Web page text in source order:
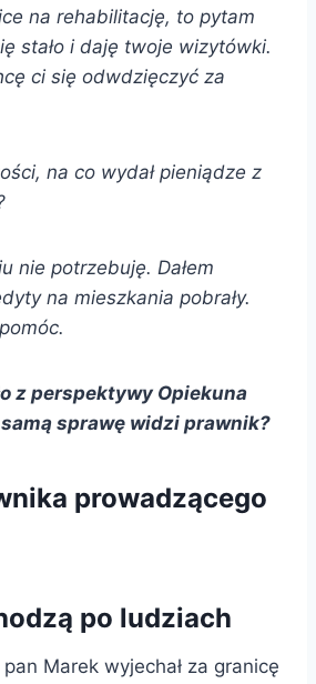
na rehabilitację, to pytam
stało i daję twoje wizytówki.
ci się odwdzięczyć za
na co wydał pieniądze z
nie potrzebuję. Dałem
na mieszkania pobrały.
z perspektywy Opiekuna
sprawę widzi prawnik?
prowadzącego
po ludziach
Marek wyjechał za granicę